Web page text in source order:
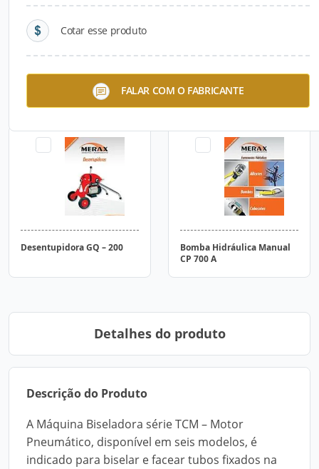
Cotar esse produto
FALAR COM O FABRICANTE
Curvadora de Tubos HHW –
2J
Desentupidora GQ – 200
Bomba Hidráulica Manual
CP 700 A
Detalhes do produto
Descrição do Produto
A Máquina Biseladora série TCM – Motor
Pneumático, disponível em seis modelos, é
indicado para biselar e facear tubos fixados na